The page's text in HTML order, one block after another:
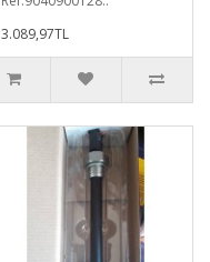
3.089,97TL